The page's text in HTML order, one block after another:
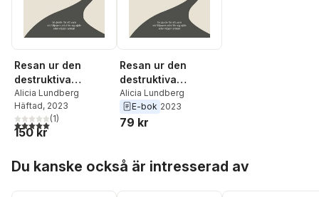
Resan ur den
destruktiva
relationen
Alicia Lundberg
Häftad, 2023
5,0utav 5 stjärnor. Totalt antal röster:
(1)
150 kr
Resan ur den
destruktiva
relationen
Alicia Lundberg
E-bok 2023
79 kr
Du kanske också är intresserad av